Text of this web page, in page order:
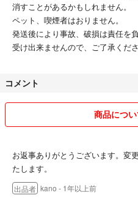
消すことがあるかもしれません。
ペット、喫煙者はおりません。
発送後により事故、破損は責任を
受け出来ませんので、ご了承くださ
コメント
商品につ
お返事ありがとうございます。変
たします。
出品者 kano - 1年以上前